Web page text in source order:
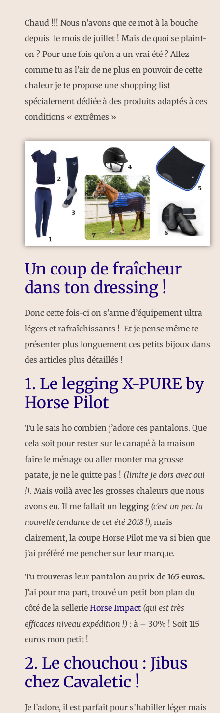
Chaud !!! Nous n’avons que ce mot à la bouche
depuis le mois de juillet ! Mais de quoi se plaint-
on ? Pour une fois qu’on a un vrai été ? Allez
comme tu as l’air de ne plus en pouvoir de cette
chaleur je te propose une shopping list
spécialement dédiée à des produits adaptés à ces
conditions « extrêmes »
Un coup de fraîcheur
dans ton dressing !
Donc cette fois-ci on s’arme d’équipement ultra
légers et rafraîchissants ! Et je pense même te
présenter plus longuement ces petits bijoux dans
des articles plus détaillés !
1. Le legging X-PURE by
Horse Pilot
Tu le sais ho combien j’adore ces pantalons. Que
cela soit pour rester sur le canapé à la maison
faire le ménage ou aller monter ma grosse
patate, je ne le quitte pas ! (limite je dors avec oui
!). Mais voilà avec les grosses chaleurs que nous
avons eu. Il me fallait un legging (c’est un peu la
nouvelle tendance de cet été 2018 !), mais
clairement, la coupe Horse Pilot me va si bien que
j’ai préféré me pencher sur leur marque.
Tu trouveras leur pantalon au prix de 165 euros.
J’ai pour ma part, trouvé un petit bon plan du
côté de la sellerie Horse Impact (qui est très
efficaces niveau expédition !) : à – 30% ! Soit 115
euros mon petit !
2. Le chouchou : Jibus
chez Cavaletic !
Je l’adore, il est parfait pour s’habiller léger mais